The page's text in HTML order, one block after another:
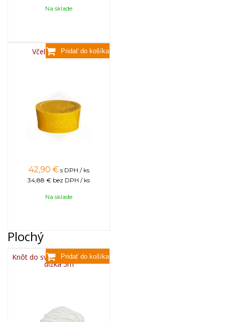
Na sklade
Včelí vosk, 3,5kg
42,90 € s DPH / ks
34,88 € bez DPH / ks
Na sklade
Plochý
Knôt do sviečky plochý 3x10,
dĺžka 5m